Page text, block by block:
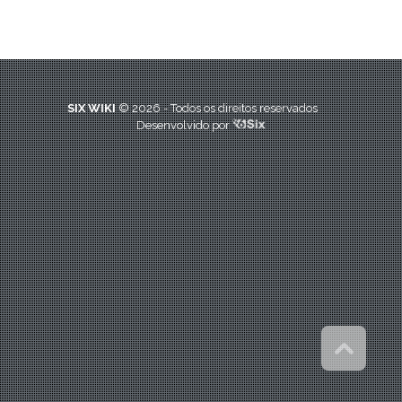
SIX WIKI© 2026 - Todos os direitos reservados
Desenvolvido por